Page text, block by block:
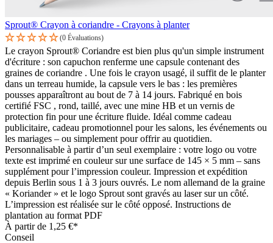
Sprout® Crayon à coriandre - Crayons à planter
(0 Évaluations)
Le crayon Sprout® Coriandre est bien plus qu'un simple instrument
d'écriture : son capuchon renferme une capsule contenant des
graines de coriandre . Une fois le crayon usagé, il suffit de le planter
dans un terreau humide, la capsule vers le bas : les premières
pousses apparaîtront au bout de 7 à 14 jours. Fabriqué en bois
certifié FSC , rond, taillé, avec une mine HB et un vernis de
protection fin pour une écriture fluide. Idéal comme cadeau
publicitaire, cadeau promotionnel pour les salons, les événements ou
les mariages – ou simplement pour offrir au quotidien.
Personnalisable à partir d’un seul exemplaire : votre logo ou votre
texte est imprimé en couleur sur une surface de 145 × 5 mm – sans
supplément pour l’impression couleur. Impression et expédition
depuis Berlin sous 1 à 3 jours ouvrés. Le nom allemand de la graine
« Koriander » et le logo Sprout sont gravés au laser sur un côté.
L’impression est réalisée sur le côté opposé. Instructions de
plantation au format PDF
À partir de 1,25 €*
Conseil